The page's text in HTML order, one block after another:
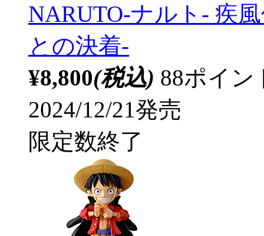
NARUTO-ナルト- 疾
との決着-
¥8,800(税込) 88ポイ
2024/12/21発売
限定数終了